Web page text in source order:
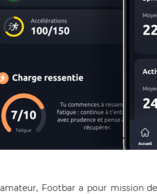
Footbar a pour mission